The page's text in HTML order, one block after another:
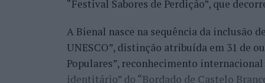
segunda ronda pelo argentino Román
sets.
Henrique Rocha e Frederico Ferreira
“Festival Sabores de Perdição”, que
A Bienal nasce na sequência da inclusão
UNESCO”, distinção atribuída em 31 de
Populares”, reconhecimento
identitário” do “Bordado de Castelo